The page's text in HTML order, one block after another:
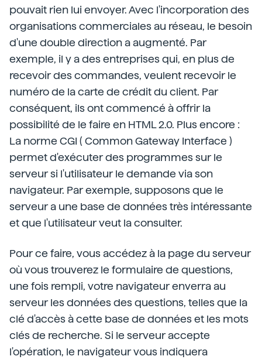
pouvait rien lui envoyer. Avec l'incorporation des
organisations commerciales au réseau, le besoin
d'une double direction a augmenté. Par
exemple, il y a des entreprises qui, en plus de
recevoir des commandes, veulent recevoir le
numéro de la carte de crédit du client. Par
conséquent, ils ont commencé à offrir la
possibilité de le faire en HTML 2.0. Plus encore :
La norme CGI ( Common Gateway Interface )
permet d'exécuter des programmes sur le
serveur si l'utilisateur le demande via son
navigateur. Par exemple, supposons que le
serveur a une base de données très intéressante
et que l'utilisateur veut la consulter.
Pour ce faire, vous accédez à la page du serveur
où vous trouverez le formulaire de questions,
une fois rempli, votre navigateur enverra au
serveur les données des questions, telles que la
clé d'accès à cette base de données et les mots
clés de recherche. Si le serveur accepte
l'opération, le navigateur vous indiquera